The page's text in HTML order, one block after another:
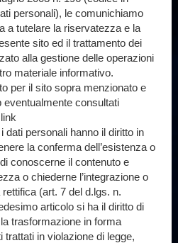
personali), le comunichiamo
a tutelare la riservatezza e la
sito ed il trattamento dei
alla gestione delle operazioni
materiale informativo.
per il sito sopra menzionato e
eventualmente consultati
dati personali hanno il diritto in
la conferma dell’esistenza o
conoscerne il contenuto e
o chiederne l’integrazione o
rettifica (art. 7 del d.lgs. n.
articolo si ha il diritto di
trasformazione in forma
trattati in violazione di legge,